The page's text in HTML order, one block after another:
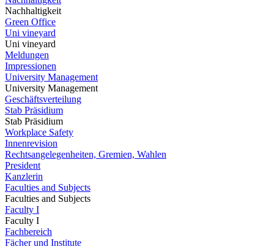
Nachhaltigkeit
Green Office
Uni vineyard
Uni vineyard
Meldungen
Impressionen
University Management
University Management
Geschäftsverteilung
Stab Präsidium
Stab Präsidium
Workplace Safety
Innenrevision
Rechtsangelegenheiten, Gremien, Wahlen
President
Kanzlerin
Faculties and Subjects
Faculties and Subjects
Faculty I
Faculty I
Fachbereich
Fächer und Institute